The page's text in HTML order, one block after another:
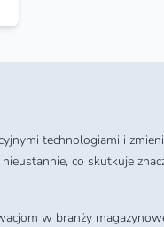
technologiami i
co skutkuje
w branży